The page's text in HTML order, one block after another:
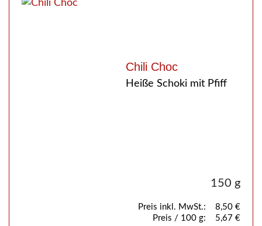
Chili Choc
Heiße Schoki mit Pfiff
150 g
Preis inkl. MwSt.:
8,50 €
Preis / 100 g:
5,67 €